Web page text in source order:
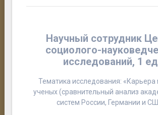
Научный сотрудник
социолого-
исследований, 1
Тематика исследования:
ученых (сравнительный анализ
систем России, Германии и